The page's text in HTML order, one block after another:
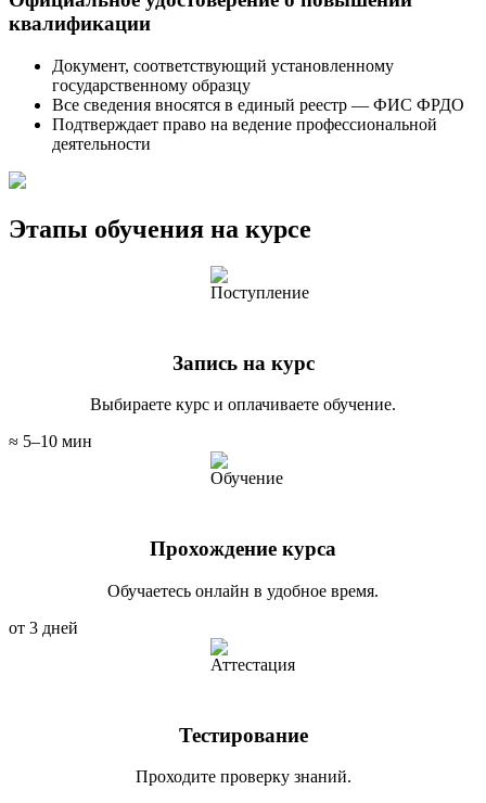
квалификации
Документ, соответствующий установленному
государственному образцу
Все сведения вносятся в единый реестр — ФИС ФРДО
Подтверждает право на ведение профессиональной
деятельности
Этапы обучения на курсе
Запись на курс
Выбираете курс и оплачиваете обучение.
≈ 5–10 мин
Прохождение курса
Обучаетесь онлайн в удобное время.
от 3 дней
Тестирование
Проходите проверку знаний.